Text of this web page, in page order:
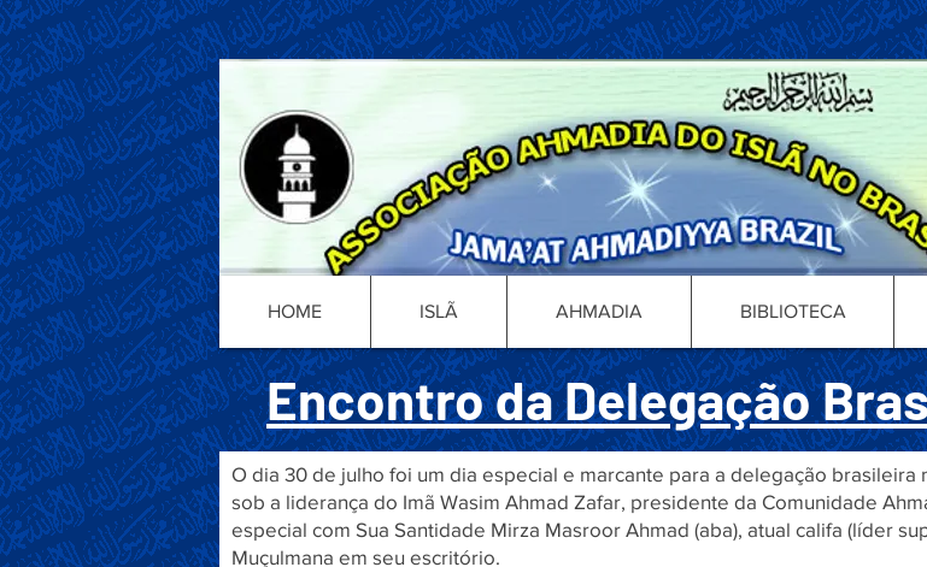
HOME ISLÃ AHMADIA BIBLIOTECA
Encontro da Delegação
O dia 30 de julho foi um dia especial e marcante para a delegação brasileira
sob a liderança do Imã Wasim Ahmad Zafar, presidente da Comunidade
especial com Sua Santidade Mirza Masroor Ahmad (aba), atual califa (líder
Muçulmana em seu escritório.